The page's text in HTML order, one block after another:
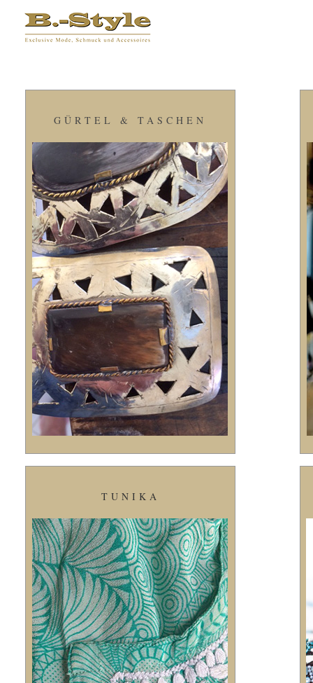
GÜRTEL & TASCHEN
TUNIKA